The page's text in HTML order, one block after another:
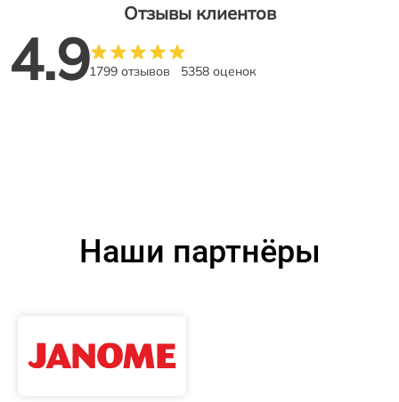
Отзывы клиентов
4.91799 отзывов 5358 оценок
Наши партнёры